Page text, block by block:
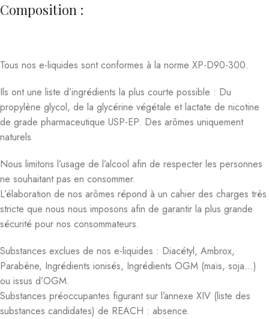
Composition :
Tous nos e-liquides sont conformes à la norme XP-D90-300.
Ils ont une liste d’ingrédients la plus courte possible : Du
propylène glycol, de la glycérine végétale et lactate de nicotine
de grade pharmaceutique USP-EP. Des arômes uniquement
naturels
Nous limitons l’usage de l’alcool afin de respecter les personnes
ne souhaitant pas en consommer.
L’élaboration de nos arômes répond à un cahier des charges très
stricte que nous nous imposons afin de garantir la plus grande
sécurité pour nos consommateurs.
Substances exclues de nos e-liquides : Diacétyl, Ambrox,
Parabène, Ingrédients ionisés, Ingrédients OGM (maïs, soja…)
ou issus d’OGM.
Substances préoccupantes figurant sur l’annexe XIV (liste des
substances candidates) de REACH : absence.